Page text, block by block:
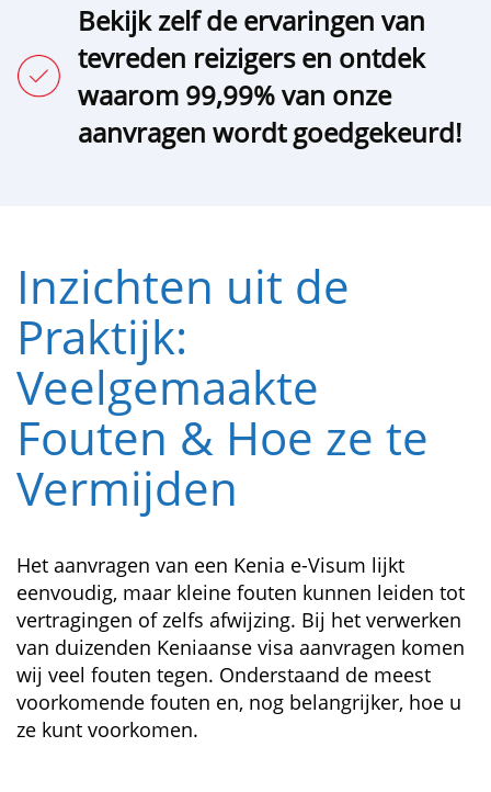
Bekijk zelf de ervaringen van
tevreden reizigers en ontdek
waarom 99,99% van onze
aanvragen wordt goedgekeurd!
Inzichten uit de
Praktijk:
Veelgemaakte
Fouten & Hoe ze te
Vermijden
Het aanvragen van een Kenia e-Visum lijkt
eenvoudig, maar kleine fouten kunnen leiden tot
vertragingen of zelfs afwijzing. Bij het verwerken
van duizenden Keniaanse visa aanvragen komen
wij veel fouten tegen. Onderstaand de meest
voorkomende fouten en, nog belangrijker, hoe u
ze kunt voorkomen.